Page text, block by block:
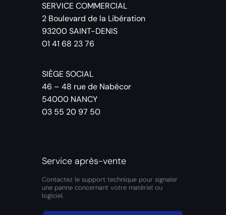
SERVICE COMMERCIAL
2 Boulevard de la Libération
93200 SAINT-DENIS
01 41 68 23 76
SIÈGE SOCIAL
46 – 48 rue de Nabécor
54000 NANCY
03 55 20 97 50
Service après-vente
Contactez le support technique pour signaler
une panne concernant votre matériel ou
logiciel.